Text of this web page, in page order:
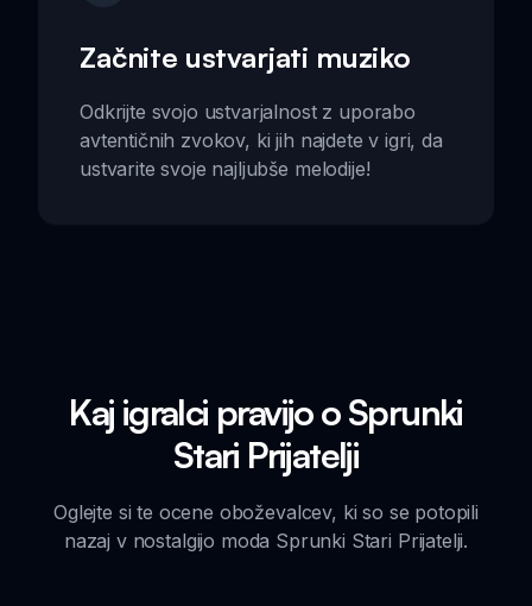
Začnite ustvarjati muziko
Odkrijte svojo ustvarjalnost z uporabo
avtentičnih zvokov, ki jih najdete v igri, da
ustvarite svoje najljubše melodije!
Kaj igralci pravijo o Sprunki
Stari Prijatelji
Oglejte si te ocene oboževalcev, ki so se potopili
nazaj v nostalgijo moda Sprunki Stari Prijatelji.